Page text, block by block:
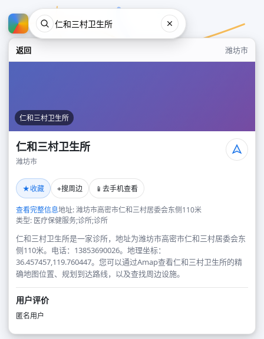
返回 潍坊市
仁和三村卫生所
仁和三村卫生所
潍坊市
★收藏 ⌖搜周边 📱 去手机查看
查看完整信息地址: 潍坊市高密市仁和三村居委会东侧110米
类型: 医疗保健服务;诊所;诊所
仁和三村卫生所是一家诊所，地址为潍坊市高密市仁和三村居委会东
侧110米。电话：13853690026。地理坐标：
36.457457,119.760447。您可以通过Amap查看仁和三村卫生所的精
确地图位置、规划到达路线，以及查找周边设施。
用户评价
匿名用户